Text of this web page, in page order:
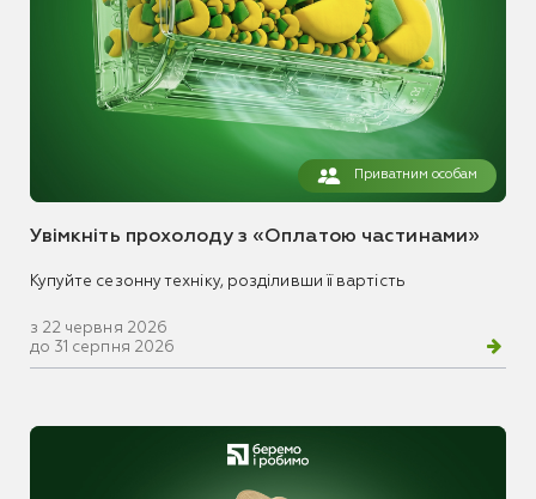
Приватним особам
Увімкніть прохолоду з «Оплатою частинами»
Купуйте сезонну техніку, розділивши її вартість
з 22 червня 2026
до 31 серпня 2026